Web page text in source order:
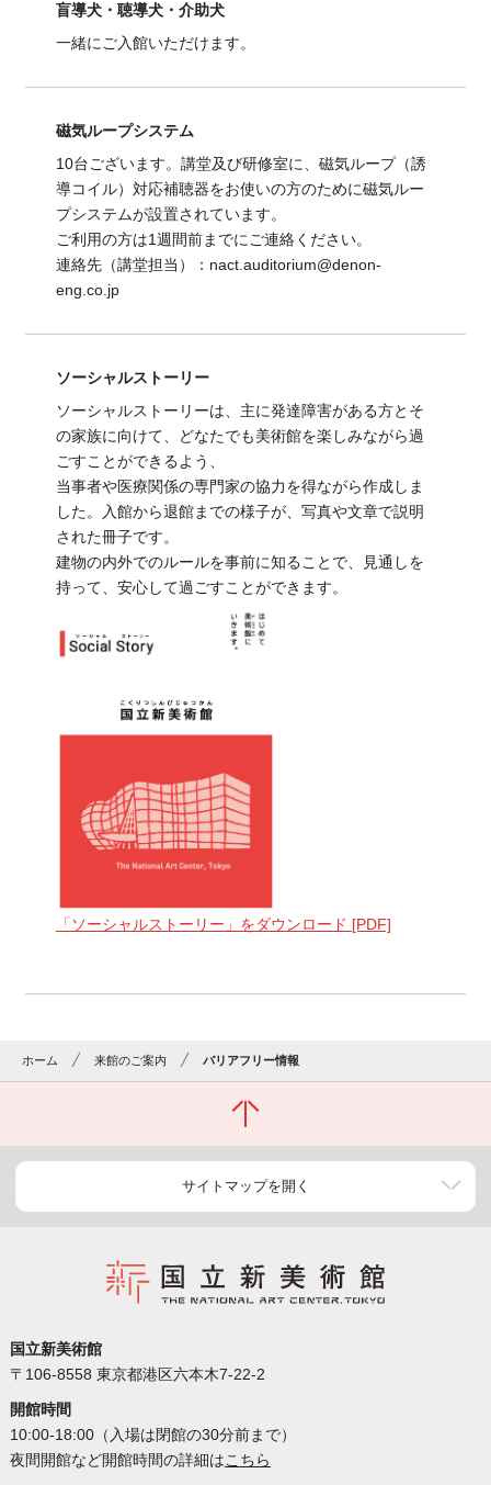
盲導犬・聴導犬・介助犬
一緒にご入館いただけます。
磁気ループシステム
10台ございます。講堂及び研修室に、磁気ループ（誘
導コイル）対応補聴器をお使いの方のために磁気ルー
プシステムが設置されています。
ご利用の方は1週間前までにご連絡ください。
連絡先（講堂担当）：nact.auditorium@denon-
eng.co.jp
ソーシャルストーリー
ソーシャルストーリーは、主に発達障害がある方とそ
の家族に向けて、どなたでも美術館を楽しみながら過
ごすことができるよう、
当事者や医療関係の専門家の協力を得ながら作成しま
した。入館から退館までの様子が、写真や文章で説明
された冊子です。
建物の内外でのルールを事前に知ることで、見通しを
持って、安心して過ごすことができます。
「ソーシャルストーリー」をダウンロード [PDF]
ホーム 来館のご案内 バリアフリー情報
サイトマップを開く
国立新美術館
〒106-8558 東京都港区六本木7-22-2
開館時間
10:00-18:00（入場は閉館の30分前まで）
夜間開館など開館時間の詳細はこちら